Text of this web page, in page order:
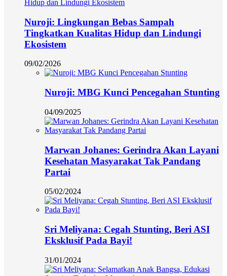
Nuroji: Lingkungan Bebas Sampah
Tingkatkan Kualitas Hidup dan Lindungi
Ekosistem
09/02/2026
Nuroji: MBG Kunci Pencegahan Stunting
04/09/2025
Marwan Johanes: Gerindra Akan Layani
Kesehatan Masyarakat Tak Pandang
Partai
05/02/2024
Sri Meliyana: Cegah Stunting, Beri ASI
Eksklusif Pada Bayi!
31/01/2024